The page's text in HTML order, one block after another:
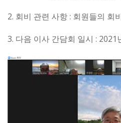
2. 회비 관련 사항 : 회원들의 회
3. 다음 이사 간담회 일시 : 2021